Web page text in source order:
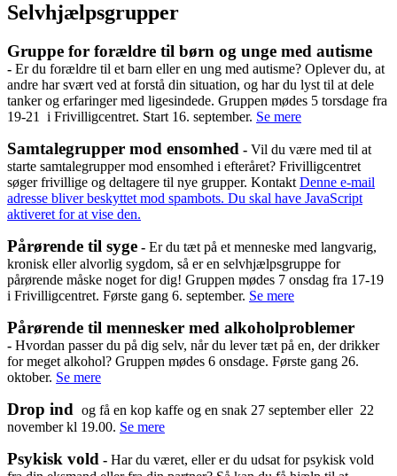
Selvhjælpsgrupper
Gruppe for forældre til børn og unge med autisme
- Er du forældre til et barn eller en ung med autisme? Oplever du, at
andre har svært ved at forstå din situation, og har du lyst til at dele
tanker og erfaringer med ligesindede. Gruppen mødes 5 torsdage fra
19-21 i Frivilligcentret. Start 16. september. Se mere
Samtalegrupper mod ensomhed - Vil du være med til at
starte samtalegrupper mod ensomhed i efteråret? Frivilligcentret
søger frivillige og deltagere til nye grupper. Kontakt Denne e-mail
adresse bliver beskyttet mod spambots. Du skal have JavaScript
aktiveret for at vise den.
Pårørende til syge - Er du tæt på et menneske med langvarig,
kronisk eller alvorlig sygdom, så er en selvhjælpsgruppe for
pårørende måske noget for dig! Gruppen mødes 7 onsdag fra 17-19
i Frivilligcentret. Første gang 6. september. Se mere
Pårørende til mennesker med alkoholproblemer
- Hvordan passer du på dig selv, når du lever tæt på en, der drikker
for meget alkohol? Gruppen mødes 6 onsdage. Første gang 26.
oktober. Se mere
Drop ind og få en kop kaffe og en snak 27 september eller 22
november kl 19.00. Se mere
Psykisk vold - Har du været, eller er du udsat for psykisk vold